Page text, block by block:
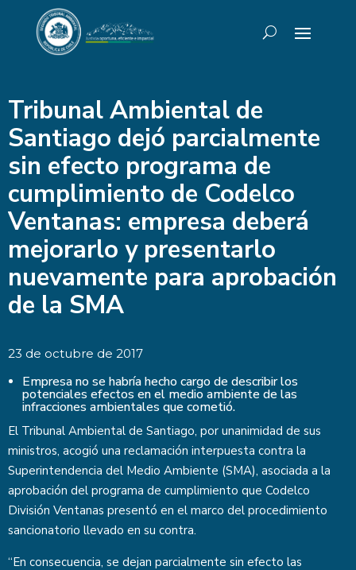
Tribunal Ambiental de
Santiago dejó parcialmente
sin efecto programa de
cumplimiento de Codelco
Ventanas: empresa deberá
mejorarlo y presentarlo
nuevamente para aprobación
de la SMA
23 de octubre de 2017
Empresa no se habría hecho cargo de describir los
potenciales efectos en el medio ambiente de las
infracciones ambientales que cometió.
El Tribunal Ambiental de Santiago, por unanimidad de sus
ministros, acogió una reclamación interpuesta contra la
Superintendencia del Medio Ambiente (SMA), asociada a la
aprobación del programa de cumplimiento que Codelco
División Ventanas presentó en el marco del procedimiento
sancionatorio llevado en su contra.
“En consecuencia, se dejan parcialmente sin efecto las